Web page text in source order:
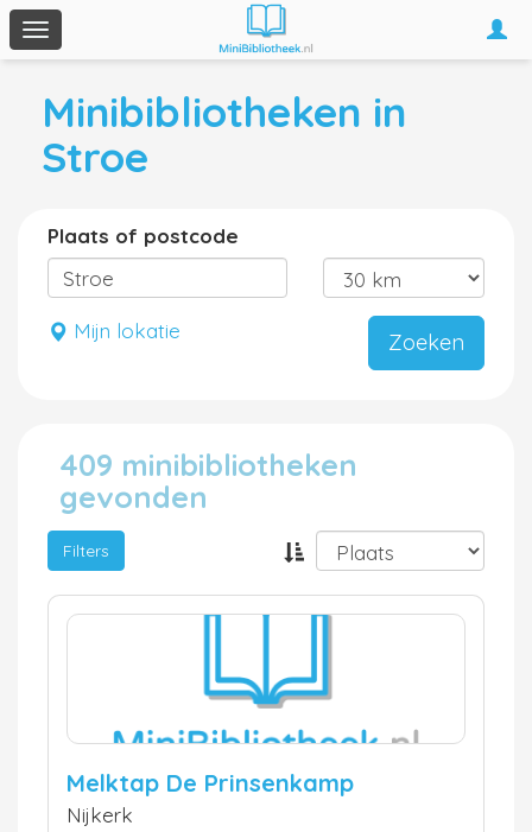
Toggle
navigation
Minibibliotheken in
Stroe
Plaats of postcode
Mijn lokatie Zoeken
409 minibibliotheken
gevonden
Filters
Melktap De Prinsenkamp
Nijkerk